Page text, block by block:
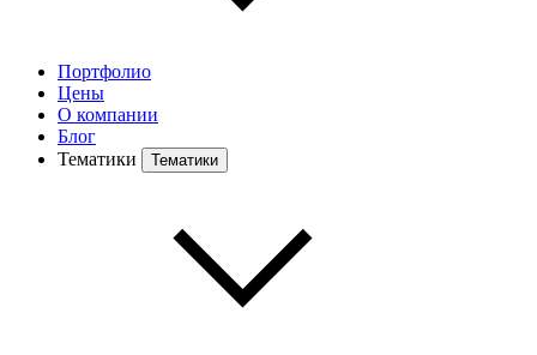
Портфолио
Цены
О компании
Блог
Тематики
Тематики